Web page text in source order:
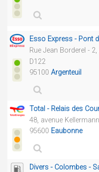
Esso Express - Pont
Rue Jean Borderel -
D122
95100 Argenteuil
Total - Relais des
48, avenue
95600 Eaubonne
Divers - Colombes -